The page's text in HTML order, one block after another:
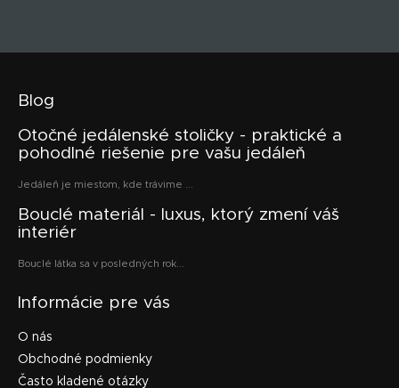
Blog
Otočné jedálenské stoličky - praktické a
pohodlné riešenie pre vašu jedáleň
Jedáleň je miestom, kde trávime ...
Bouclé materiál - luxus, ktorý zmení váš
interiér
Bouclé látka sa v posledných rok...
Informácie pre vás
O nás
Obchodné podmienky
Často kladené otázky